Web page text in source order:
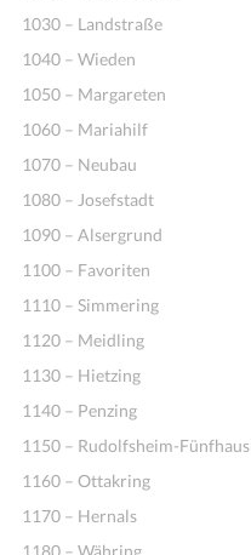
1030 – Landstraße
1040 – Wieden
1050 – Margareten
1060 – Mariahilf
1070 – Neubau
1080 – Josefstadt
1090 – Alsergrund
1100 – Favoriten
1110 – Simmering
1120 – Meidling
1130 – Hietzing
1140 – Penzing
1150 – Rudolfsheim-Fünfhaus
1160 – Ottakring
1170 – Hernals
1180 – Währing